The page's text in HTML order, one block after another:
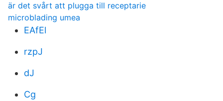
är det svårt att plugga till receptarie
microblading umea
EAfEl
rzpJ
dJ
Cg